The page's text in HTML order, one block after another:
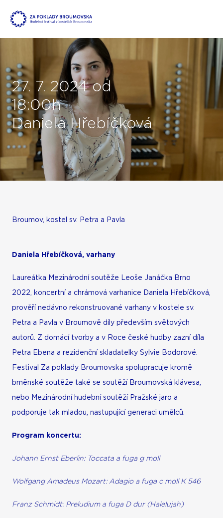
27. 7. 2024 od
18:00h
Daniela Hřebíčková
Broumov, kostel sv. Petra a Pavla
Daniela Hřebíčková, varhany
Laureátka Mezinárodní soutěže Leoše Janáčka Brno
2022, koncertní a chrámová varhanice Daniela Hřebíčková,
prověří nedávno rekonstruované varhany v kostele sv.
Petra a Pavla v Broumově díly především světových
autorů. Z domácí tvorby a v Roce české hudby zazní díla
Petra Ebena a rezidenční skladatelky Sylvie Bodorové.
Festival Za poklady Broumovska spolupracuje kromě
brněnské soutěže také se soutěží Broumovská klávesa,
nebo Mezinárodní hudební soutěží Pražské jaro a
podporuje tak mladou, nastupující generaci umělců.
Program koncertu:
Johann Ernst Eberlin: Toccata a fuga g moll
Wolfgang Amadeus Mozart: Adagio a fuga c moll K 546
Franz Schmidt: Preludium a fuga D dur (Halelujah)